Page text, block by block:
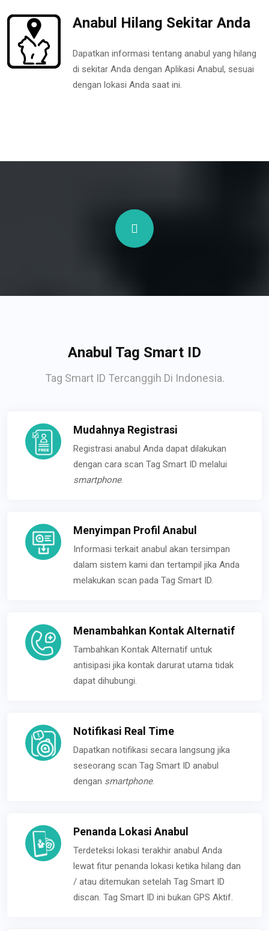
Anabul Hilang Sekitar Anda
Dapatkan informasi tentang anabul yang hilang
di sekitar Anda dengan Aplikasi Anabul, sesuai
dengan lokasi Anda saat ini.
Anabul Tag Smart ID
Tag Smart ID Tercanggih Di Indonesia.
Mudahnya Registrasi
Registrasi anabul Anda dapat dilakukan
dengan cara scan Tag Smart ID melalui
smartphone.
Menyimpan Profil Anabul
Informasi terkait anabul akan tersimpan
dalam sistem kami dan tertampil jika Anda
melakukan scan pada Tag Smart ID.
Menambahkan Kontak Alternatif
Tambahkan Kontak Alternatif untuk
antisipasi jika kontak darurat utama tidak
dapat dihubungi.
Notifikasi Real Time
Dapatkan notifikasi secara langsung jika
seseorang scan Tag Smart ID anabul
dengan smartphone.
Penanda Lokasi Anabul
Terdeteksi lokasi terakhir anabul Anda
lewat fitur penanda lokasi ketika hilang dan
/ atau ditemukan setelah Tag Smart ID
discan. Tag Smart ID ini bukan GPS Aktif.